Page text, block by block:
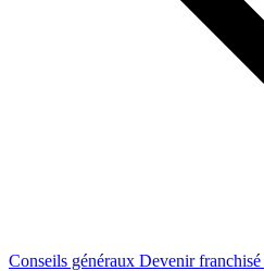
Conseils généraux Devenir franchisé